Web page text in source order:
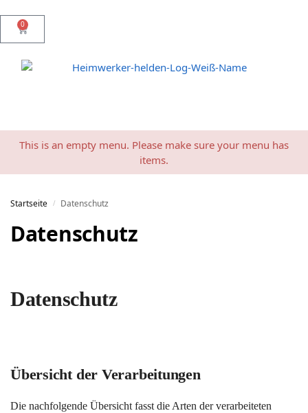
0
This is an empty menu. Please make sure your menu has
items.
Startseite / Datenschutz
Datenschutz
Datenschutz
Übersicht der Verarbeitungen
Die nachfolgende Übersicht fasst die Arten der verarbeiteten